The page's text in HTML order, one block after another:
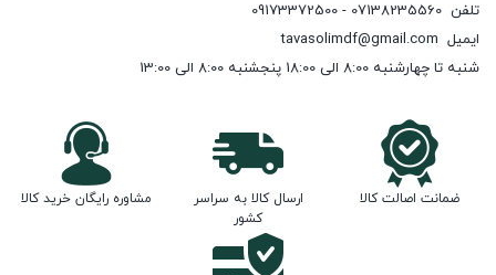
تلفن 07138235560 - 09173372500
ایمیل tavasolimdf@gmail.com
شنبه تا چهارشنبه 8:00 الی 18:00 پنجشنبه 8:00 الی 13:00
ضمانت اصالت کالا
ارسال کالا به سراسر
کشور
مشاوره رایگان خرید کالا